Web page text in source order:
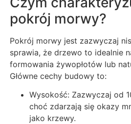
pokrój morwy?
Pokrój morwy jest zazwyczaj
sprawia, że drzewo to idealnie
formowania żywopłotów lub
Główne cechy budowy to:
Wysokość: Zazwyczaj od
choć zdarzają się okazy
jako krzewy.